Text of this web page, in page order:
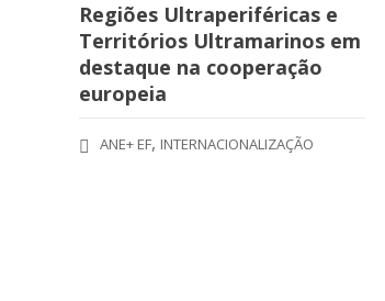
Regiões Ultraperiféricas e
Territórios Ultramarinos em
destaque na cooperação
europeia
ANE+ EF, INTERNACIONALIZAÇÃO